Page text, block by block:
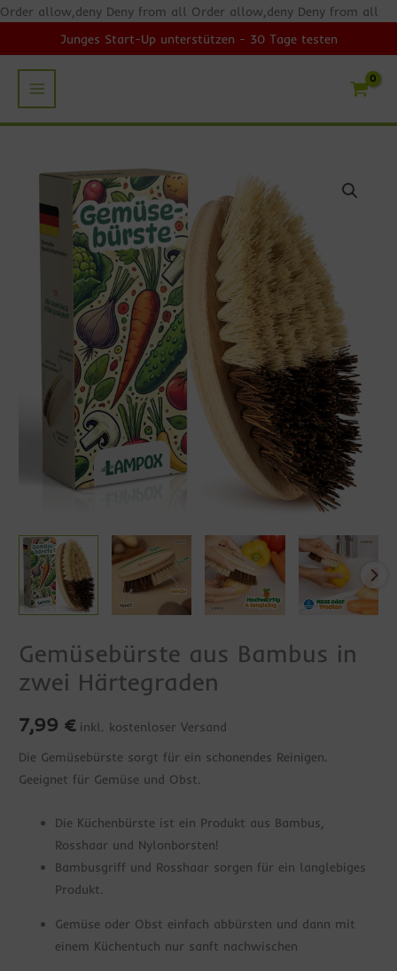
Order allow,deny Deny from all Order allow,deny Deny from all
Junges Start-Up unterstützen - 30 Tage testen
Zum
springen
Gemüsebürste aus Bambus in
zwei Härtegraden
7,99€ inkl. kostenloser Versand
Die Gemüsebürste sorgt für ein schonendes Reinigen.
Geeignet für Gemüse und Obst.
Die Küchenbürste ist ein Produkt aus Bambus,
Rosshaar und Nylonborsten!
Bambusgriff und Rosshaar sorgen für ein langlebiges
Produkt.
Gemüse oder Obst einfach abbürsten und dann mit
einem Küchentuch nur sanft nachwischen
Gemüsebürste
Bambus
in
zwei
Härtegraden
Menge